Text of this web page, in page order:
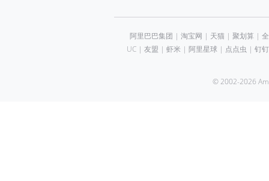
阿里巴巴集团 | 淘宝网 | 天猫| 聚划算 |
UC| 友盟 | 虾米 | 阿里星球| 点点虫 | 钉钉
© 2002-2026